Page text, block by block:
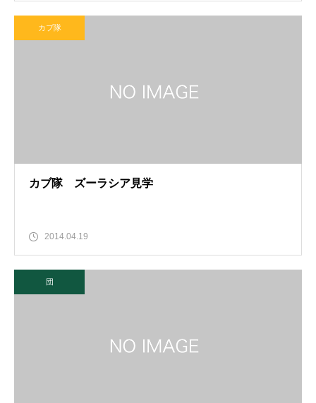
カブ隊
カブ隊 ズーラシア見学
2014.04.19
団